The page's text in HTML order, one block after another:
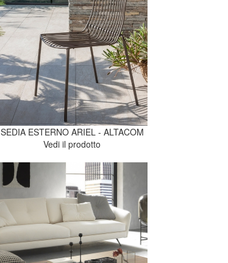
SEDIA ESTERNO ARIEL - ALTACOM
Vedi il prodotto